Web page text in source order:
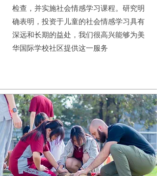
检查，并实施社会情感学习课程。研究明
确表明，投资于儿童的社会情感学习具有
深远和长期的益处，我们很高兴能够为美
华国际学校社区提供这一服务